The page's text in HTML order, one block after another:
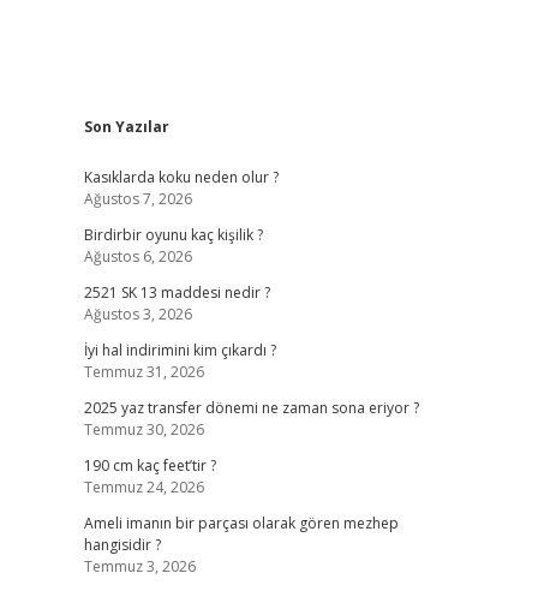
Sidebar
Son Yazılar
Kasıklarda koku neden olur ?
Ağustos 7, 2026
Birdirbir oyunu kaç kişilik ?
Ağustos 6, 2026
2521 SK 13 maddesi nedir ?
Ağustos 3, 2026
İyi hal indirimini kim çıkardı ?
Temmuz 31, 2026
2025 yaz transfer dönemi ne zaman sona eriyor ?
Temmuz 30, 2026
190 cm kaç feet’tir ?
Temmuz 24, 2026
Ameli imanın bir parçası olarak gören mezhep
hangisidir ?
Temmuz 3, 2026